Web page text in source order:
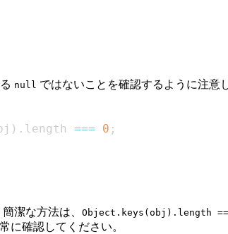
null ではないことを確認するように注意
) . length === 0 ;
潔な方法は、 Object.keys(obj).length
に確認してください。